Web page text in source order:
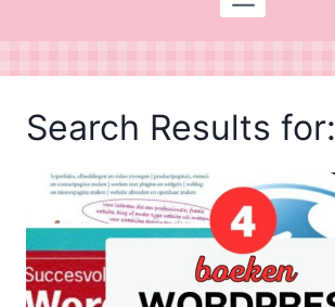
Search Results for: